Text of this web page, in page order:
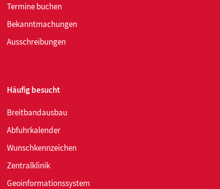
Termine buchen
Bekanntmachungen
Ausschreibungen
Häufig besucht
Breitbandausbau
Abfuhrkalender
Wunschkennzeichen
Zentralklinik
Geoinformationssystem